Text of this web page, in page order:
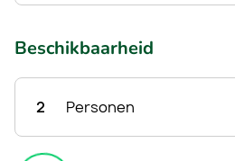
Beschikbaarheid
2 Personen